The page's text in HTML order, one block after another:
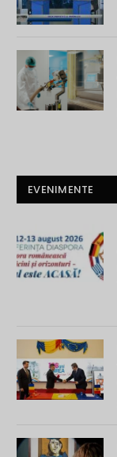
EVENIMENTE